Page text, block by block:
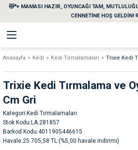
😻🐾 MAMASI HAZIR, OYUNCAĞI TAM,
CENNETİNE HOŞ GELDİN!
Geri Dön
Geri Dön
Temizlik Ürünleri
Geri Dön
Geri Dön
Geri Dön
Geri Dön
Anasayfa Kedi Kedi Tırmalamaları Trixie Kedi
Trixie Kedi Tırmalama ve
Cm Gri
Kategori Kedi Tırmalamaları
Stok Kodu LA.281857
Barkod Kodu 4011905446615
Havale 25.705,58 TL (%5,00 havale indirimi)